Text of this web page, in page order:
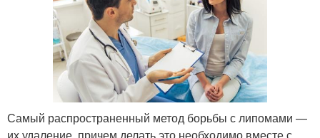
Самый распространенный метод борьбы с липомами —
их удаление, причем делать это необходимо вместе с